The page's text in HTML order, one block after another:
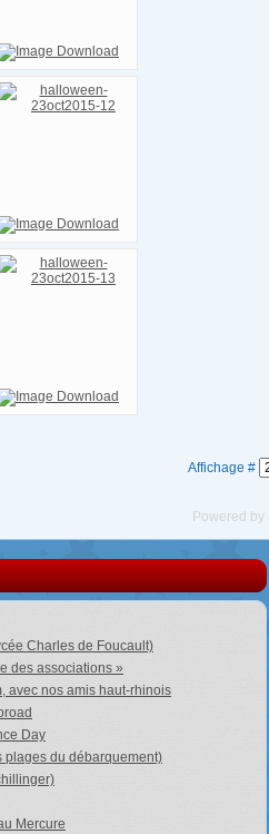
Affichage #
Powered by
Charles de Foucault)
des associations »
avec nos amis haut-rhinois
Day
plages du débarquement)
Mercure